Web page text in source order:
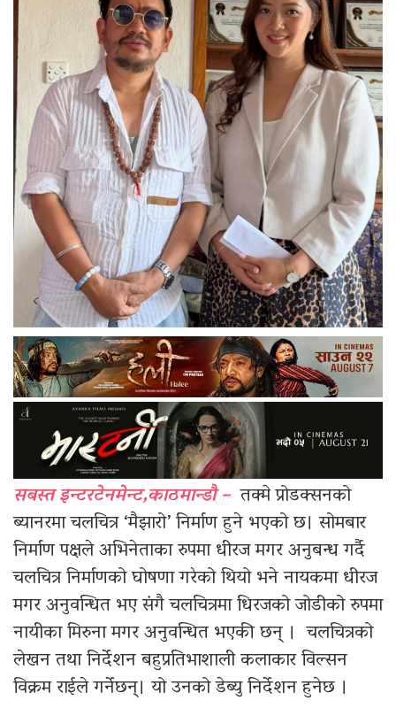
सबस्त इन्टरटेनमेन्ट,काठमान्डौ –तक्मे प्रोडक्सनको
ब्यानरमा चलचित्र ‘मैझारो’ निर्माण हुने भएको छ। सोमबार
निर्माण पक्षले अभिनेताका रुपमा धीरज मगर अनुबन्ध गर्दै
चलचित्र निर्माणको घोषणा गरेको थियो भने नायकमा धीरज
मगर अनुवन्धित भए संगै चलचित्रमा धिरजको जोडीको रुपमा
नायीका मिरुना मगर अनुवन्धित भएकी छन् । चलचित्रको
लेखन तथा निर्देशन बहुप्रतिभाशाली कलाकार विल्सन
विक्रम राईले गर्नेछन्। यो उनको डेब्यु निर्देशन हुनेछ ।